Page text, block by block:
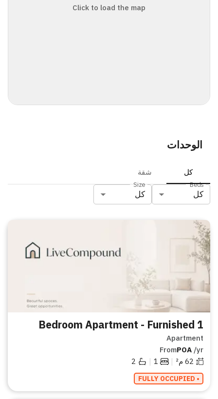
Click to load the map
الوحدات
كل شقة
Beds
كل
Size
كل
1 Bedroom Apartment - Furnished
Apartment
FromPOA /yr
62 م² |
1
|
2
• FULLY OCCUPIED